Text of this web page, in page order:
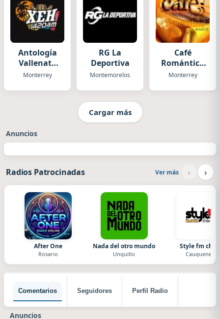
Antología
Vallenata
XEH
Monterrey
RG La
Deportiva
Montemorelos
Café
Romántico
Radio
Monterrey
Cargar más
Anuncios
Radios Patrocinadas Ver más ‹ ›
After One
Rosario
Nada del otro mundo
Unquillo
Style fm chile
Cauquenes
Comentarios Seguidores Perfil Radio
Anuncios